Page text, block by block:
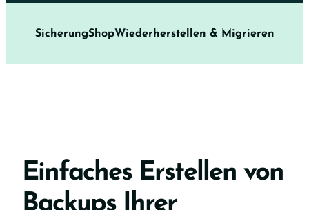
SicherungShopWiederherstellen & Migrieren
Einfaches Erstellen von
Backups Ihrer